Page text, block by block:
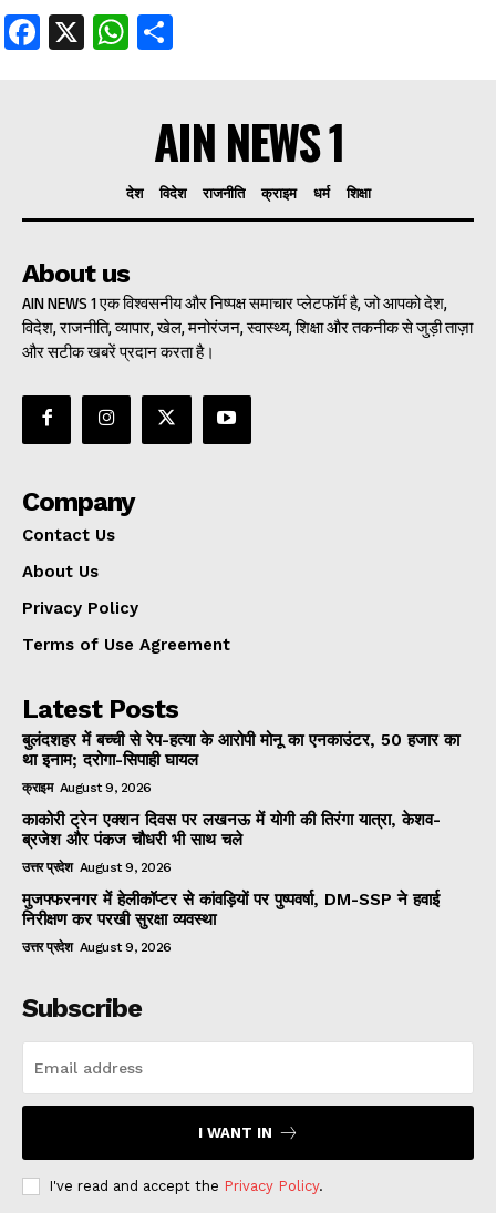
Facebook
X WhatsApp
AIN NEWS 1
देश विदेश राजनीति क्राइम धर्म शिक्षा
About us
AIN NEWS 1 एक विश्वसनीय और निष्पक्ष समाचार प्लेटफॉर्म है, जो आपको देश,
विदेश, राजनीति, व्यापार, खेल, मनोरंजन, स्वास्थ्य, शिक्षा और तकनीक से जुड़ी ताज़ा
और सटीक खबरें प्रदान करता है।
Company
Contact Us
About Us
Privacy Policy
Terms of Use Agreement
Latest Posts
बुलंदशहर में बच्ची से रेप-हत्या के आरोपी मोनू का एनकाउंटर, 50 हजार का
था इनाम; दरोगा-सिपाही घायल
क्राइम August 9, 2026
काकोरी ट्रेन एक्शन दिवस पर लखनऊ में योगी की तिरंगा यात्रा, केशव-
ब्रजेश और पंकज चौधरी भी साथ चले
उत्तर प्रदेश August 9, 2026
मुजफ्फरनगर में हेलीकॉप्टर से कांवड़ियों पर पुष्पवर्षा, DM-SSP ने हवाई
निरीक्षण कर परखी सुरक्षा व्यवस्था
उत्तर प्रदेश August 9, 2026
Subscribe
I WANT IN
I've read and accept the Privacy Policy.